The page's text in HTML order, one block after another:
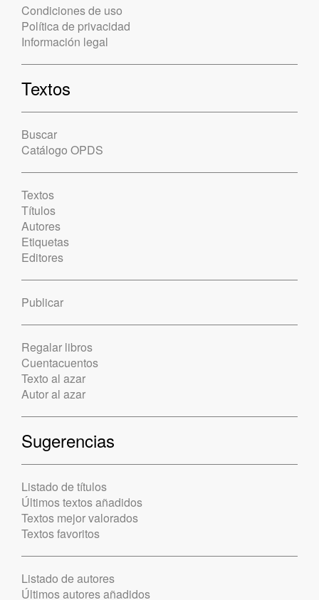
Condiciones de uso
Política de privacidad
Información legal
Textos
Buscar
Catálogo OPDS
Textos
Títulos
Autores
Etiquetas
Editores
Publicar
Regalar libros
Cuentacuentos
Texto al azar
Autor al azar
Sugerencias
Listado de títulos
Últimos textos añadidos
Textos mejor valorados
Textos favoritos
Listado de autores
Últimos autores añadidos